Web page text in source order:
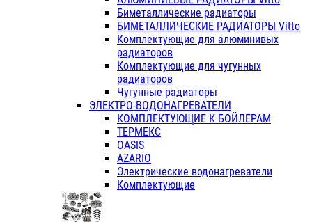
Биметаллические радиаторы
БИМЕТАЛЛИЧЕСКИЕ РАДИАТОРЫ Vitto
Комплектующие для алюминивых
радиаторов
Комплектующие для чугунных
радиаторов
Чугунные радиаторы
ЭЛЕКТРО-ВОДОНАГРЕВАТЕЛИ
КОМПЛЕКТУЮЩИЕ К БОЙЛЕРАМ
ТЕРМЕКС
OASIS
AZARIO
Электрические водонагреватели
Комплектующие